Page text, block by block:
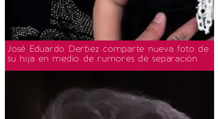
José Eduardo Derbez comparte nueva foto de
su hija en medio de rumores de separación